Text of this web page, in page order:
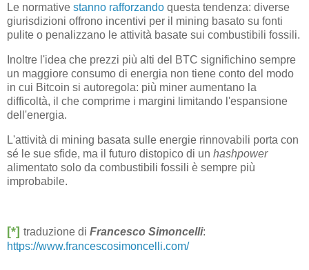
Le normative stanno rafforzando questa tendenza: diverse
giurisdizioni offrono incentivi per il mining basato su fonti
pulite o penalizzano le attività basate sui combustibili fossili.
Inoltre l'idea che prezzi più alti del BTC significhino sempre
un maggiore consumo di energia non tiene conto del modo
in cui Bitcoin si autoregola: più miner aumentano la
difficoltà, il che comprime i margini limitando l'espansione
dell'energia.
L'attività di mining basata sulle energie rinnovabili porta con
sé le sue sfide, ma il futuro distopico di un hashpower
alimentato solo da combustibili fossili è sempre più
improbabile.
[*] traduzione di Francesco Simoncelli:
https://www.francescosimoncelli.com/